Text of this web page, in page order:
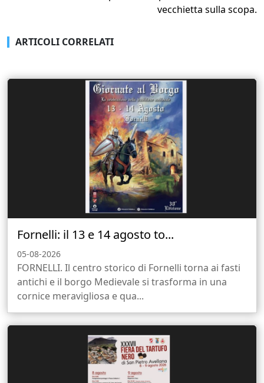
vecchietta sulla scopa.
ARTICOLI CORRELATI
Fornelli: il 13 e 14 agosto to...
05-08-2026
FORNELLI. Il centro storico di Fornelli torna ai fasti
antichi e il borgo Medievale si trasforma in una
cornice meravigliosa e qua...